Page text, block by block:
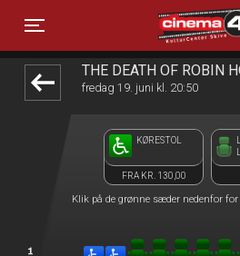
Toggle navigation
Cinema4
fredag 19. juni kl. 20:50
KØRESTOL
FRA KR. 130,00
Klik på de grønne sæder nedenfor
front03-cc